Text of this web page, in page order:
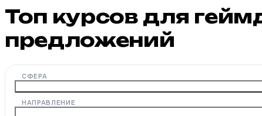
Топ курсов для
предложений
СФЕРА
НАПРАВЛЕНИЕ